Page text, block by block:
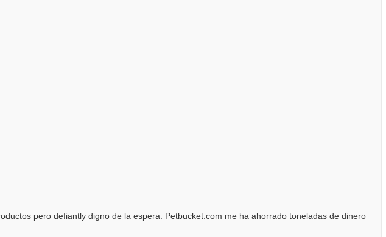
pero defiantly digno de la espera. Petbucket.com me ha ahorrado toneladas de dinero